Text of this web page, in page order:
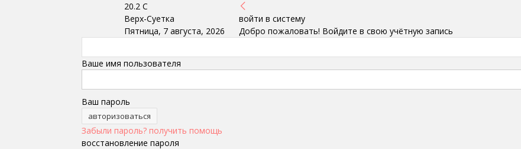
20.2 C
Верх-Суетка
Пятница, 7 августа, 2026
войти в систему
Добро пожаловать! Войдите в свою учётную запись
Ваше имя пользователя
Ваш пароль
Забыли пароль? получить помощь
восстановление пароля